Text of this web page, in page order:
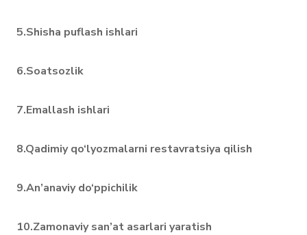
5.Shisha puflash ishlari
6.Soatsozlik
7.Emallash ishlari
8.Qadimiy qo‘lyozmalarni restavratsiya qilish
9.An’anaviy do‘ppichilik
10.Zamonaviy san’at asarlari yaratish